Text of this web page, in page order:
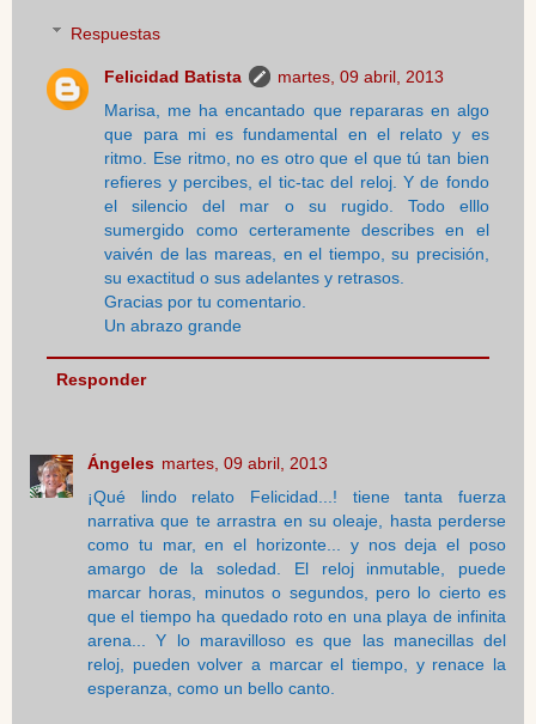
Respuestas
Felicidad Batista
martes, 09 abril, 2013
Marisa, me ha encantado que repararas en algo
que para mi es fundamental en el relato y es
ritmo. Ese ritmo, no es otro que el que tú tan bien
refieres y percibes, el tic-tac del reloj. Y de fondo
el silencio del mar o su rugido. Todo elllo
sumergido como certeramente describes en el
vaivén de las mareas, en el tiempo, su precisión,
su exactitud o sus adelantes y retrasos.
Gracias por tu comentario.
Un abrazo grande
Responder
Ángeles martes, 09 abril, 2013
¡Qué lindo relato Felicidad...! tiene tanta fuerza
narrativa que te arrastra en su oleaje, hasta perderse
como tu mar, en el horizonte... y nos deja el poso
amargo de la soledad. El reloj inmutable, puede
marcar horas, minutos o segundos, pero lo cierto es
que el tiempo ha quedado roto en una playa de infinita
arena... Y lo maravilloso es que las manecillas del
reloj, pueden volver a marcar el tiempo, y renace la
esperanza, como un bello canto.